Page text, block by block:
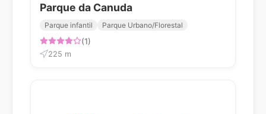
Parque da Canuda
Parque infantil Parque Urbano/Florestal
(1)
225 m